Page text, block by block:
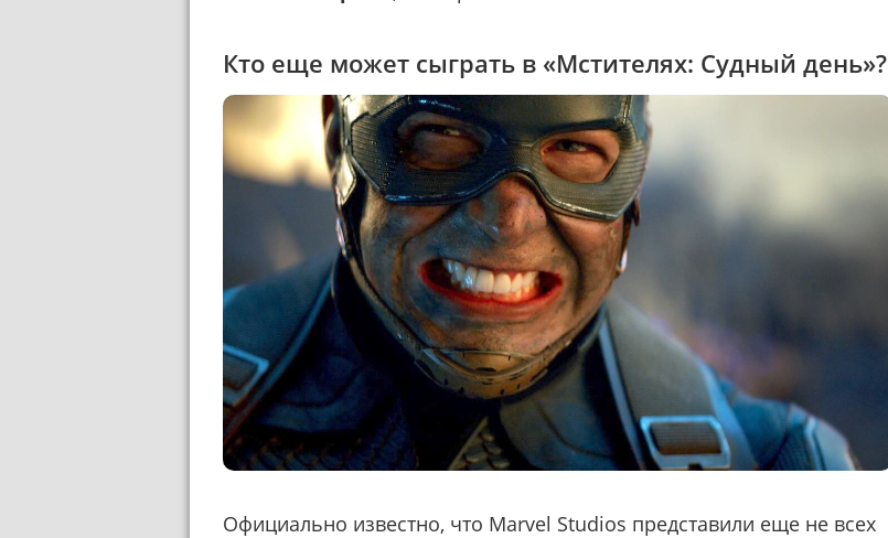
Кто еще может сыграть в «Мстителях: Судный день»?
Официально известно, что Marvel Studios представили еще не всех